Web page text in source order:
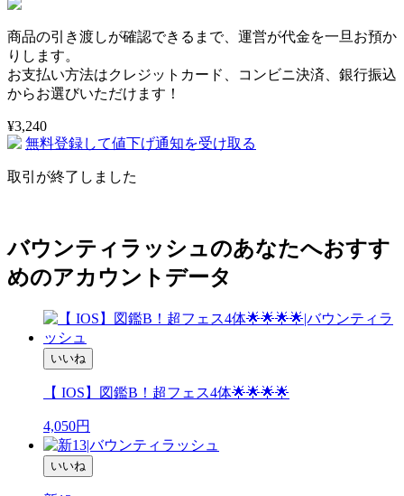
商品の引き渡しが確認できるまで、運営が代金を一旦お預か
り します。
お支払い方法はクレジットカード 、 コンビニ決済、 銀行振込
からお選びいただけます！
¥3,240
無料登録して値下げ通知を受け取る
取引が終了しました
バウンティラッシュのあなたへおすす
めのアカウントデータ
いいね
【 IOS】図鑑B！超フェス4体🌟🌟🌟🌟
4,050円
いいね